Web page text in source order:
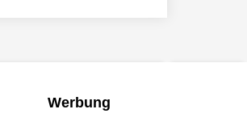
Werbung